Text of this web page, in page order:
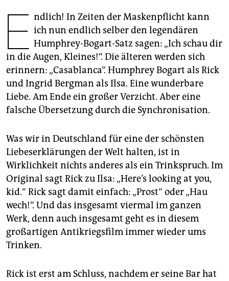
verlag
veranstaltungen
shop
fragen & hilfe
abo
genossenschaft
epaper login
E ndlich! In Zeiten der Maskenpflicht kann
ich nun endlich selber den legendären
Humphrey-Bo­­gart-­Satz sagen: „Ich schau dir
in die Augen, Kleines!“. Die älteren werden sich
erinnern: „Casablanca“. Humphrey Bogart als Rick
und Ingrid Bergman als Ilsa. Eine wunderbare
Liebe. Am Ende ein großer Verzicht. Aber eine
falsche Übersetzung durch die Synchronisation.
Was wir in Deutschland für eine der schönsten
Liebeserklärungen der Welt halten, ist in
Wirklichkeit nichts anderes als ein Trinkspruch. Im
Original sagt Rick zu Ilsa: „Here’s looking at you,
kid.“ Rick sagt damit einfach: „Prost“ oder „Hau
wech!“. Und das insgesamt viermal im ganzen
Werk, denn auch insgesamt geht es in diesem
großartigen Antikriegsfilm immer wieder ums
Trinken.
Rick ist erst am Schluss, nachdem er seine Bar hat